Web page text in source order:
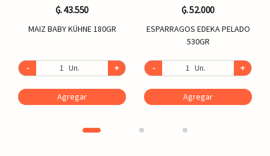
₲. 43.550
MAIZ BABY KÜHNE 180GR
- Un. +
Agregar
₲. 52.000
ESPARRAGOS EDEKA PELADO
530GR
- Un. +
Agregar